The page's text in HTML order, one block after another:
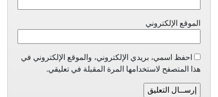
الموقع الإلكتروني
احفظ اسمي، بريدي الإلكتروني، والموقع الإلكتروني في
هذا المتصفح لاستخدامها المرة المقبلة في تعليقي.